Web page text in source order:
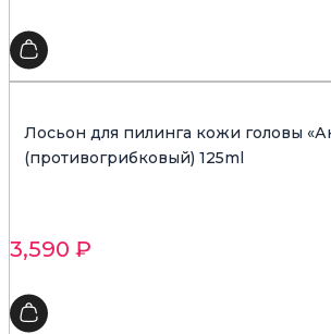
Лосьон для пилинга кожи головы
(противогрибковый) 125ml
3,590 ₽